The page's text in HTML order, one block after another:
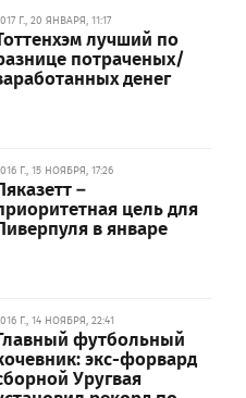
Г., 20 ЯНВАРЯ, 11:17
лучший по
потраченых/
денег
Г., 15 НОЯБРЯ, 17:26
–
цель для
в январе
Г., 14 НОЯБРЯ, 22:41
футбольный
экс-форвард
Уругвая